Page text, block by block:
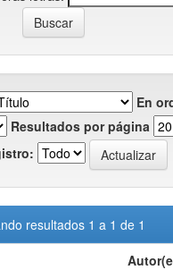
En
Resultados por página
resultados 1 a 1 de 1